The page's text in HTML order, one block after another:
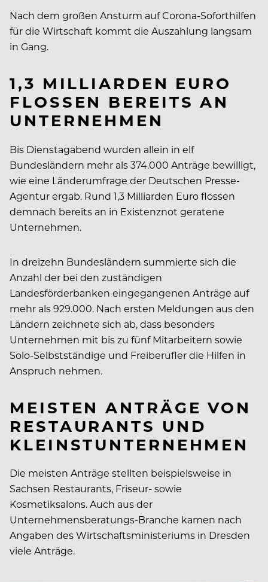
Nach dem großen Ansturm auf Corona-Soforthilfen
für die Wirtschaft kommt die Auszahlung langsam
in Gang.
1,3 MILLIARDEN EURO
FLOSSEN BEREITS AN
UNTERNEHMEN
Bis Dienstagabend wurden allein in elf
Bundesländern mehr als 374.000 Anträge bewilligt,
wie eine Länderumfrage der Deutschen Presse-
Agentur ergab. Rund 1,3 Milliarden Euro flossen
demnach bereits an in Existenznot geratene
Unternehmen.
In dreizehn Bundesländern summierte sich die
Anzahl der bei den zuständigen
Landesförderbanken eingegangenen Anträge auf
mehr als 929.000. Nach ersten Meldungen aus den
Ländern zeichnete sich ab, dass besonders
Unternehmen mit bis zu fünf Mitarbeitern sowie
Solo-Selbstständige und Freiberufler die Hilfen in
Anspruch nehmen.
MEISTEN ANTRÄGE VON
RESTAURANTS UND
KLEINSTUNTERNEHMEN
Die meisten Anträge stellten beispielsweise in
Sachsen Restaurants, Friseur- sowie
Kosmetiksalons. Auch aus der
Unternehmensberatungs-Branche kamen nach
Angaben des Wirtschaftsministeriums in Dresden
viele Anträge.